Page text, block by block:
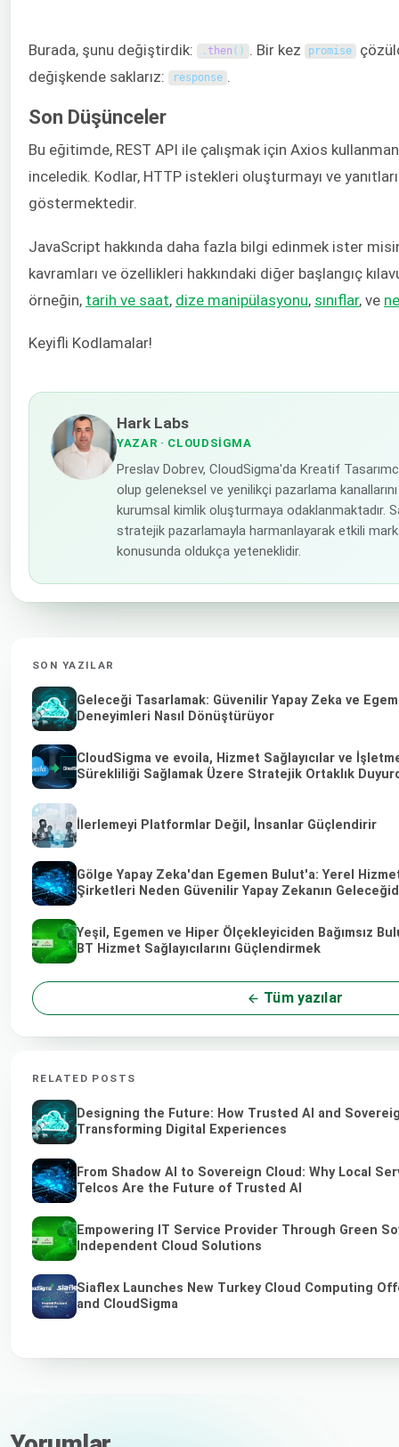
Burada, şunu değiştirdik: . then ( ) . Bir kez promise
değişkende saklarız:
response .
Son Düşünceler
Bu eğitimde, REST API ile çalışmak için Axios
inceledik. Kodlar, HTTP istekleri oluşturmayı ve
göstermektedir.
JavaScript hakkında daha fazla bilgi edinmek ister
kavramları ve özellikleri hakkındaki diğer başlangıç
örneğin, tarih ve saat, dize manipülasyonu, sınıflar, ve
Keyifli Kodlamalar!
Hark Labs
YAZAR · CLOUDSIGMA
Preslav Dobrev, CloudSigma'da Kreatif
olup geleneksel ve yenilikçi pazarlama
kurumsal kimlik oluşturmaya odaklanmaktadır.
stratejik pazarlamayla harmanlayarak etkili
konusunda oldukça yeteneklidir.
SON YAZILAR
Geleceği Tasarlamak: Güvenilir Yapay Zeka ve
Deneyimleri Nasıl Dönüştürüyor
CloudSigma ve evoila, Hizmet Sağlayıcılar ve
Sürekliliği Sağlamak Üzere Stratejik Ortaklık
İlerlemeyi Platformlar Değil, İnsanlar Güçlendirir
Gölge Yapay Zeka'dan Egemen Bulut'a: Yerel
Şirketleri Neden Güvenilir Yapay Zekanın
Yeşil, Egemen ve Hiper Ölçekleyiciden Bağımsız
BT Hizmet Sağlayıcılarını Güçlendirmek
Tüm yazılar
RELATED POSTS
Designing the Future: How Trusted AI and
Transforming Digital Experiences
From Shadow AI to Sovereign Cloud: Why Local
Telcos Are the Future of Trusted AI
Empowering IT Service Provider Through Green
Independent Cloud Solutions
Siaflex Launches New Turkey Cloud Computing
and CloudSigma